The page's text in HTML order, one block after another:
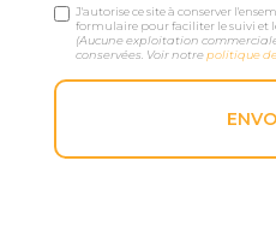
J'autorise ce site à conserver
formulaire pour faciliter le suivi et
(Aucune exploitation
conservées. Voir notrepolitique